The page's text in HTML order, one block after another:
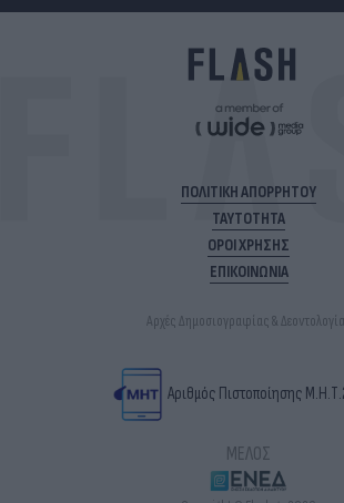
ΠΟΛΙΤΙΚΗ ΑΠΟΡΡΗΤΟΥ
ΤΑΥΤΟΤΗΤΑ
ΟΡΟΙ ΧΡΗΣΗΣ
ΕΠΙΚΟΙΝΩΝΙΑ
Αρχές Δημοσιογραφίας &
Αριθμός Πιστοποίησης
ΜΕΛΟΣ